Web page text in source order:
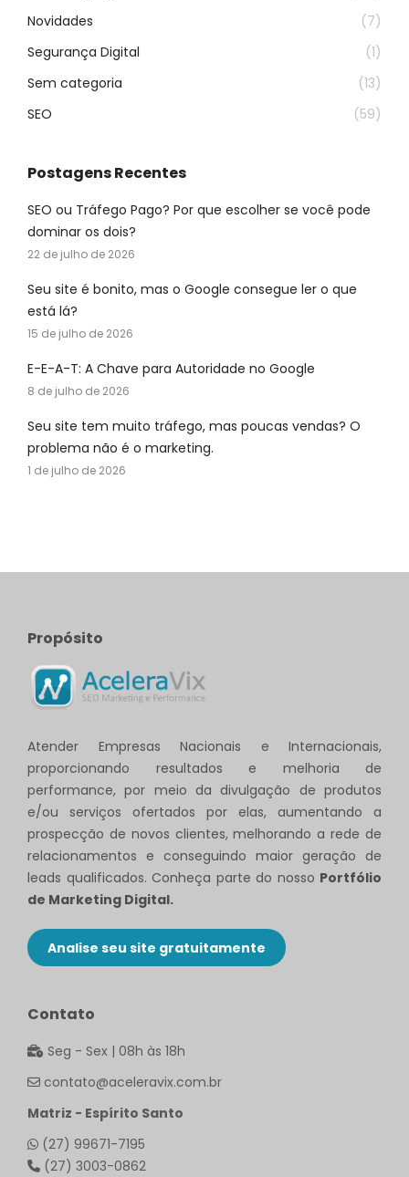
Novidades
(7)
Segurança Digital
(1)
Sem categoria
(13)
SEO
(59)
Postagens Recentes
SEO ou Tráfego Pago? Por que escolher se você pode
dominar os dois?
22 de julho de 2026
Seu site é bonito, mas o Google consegue ler o que
está lá?
15 de julho de 2026
E-E-A-T: A Chave para Autoridade no Google
8 de julho de 2026
Seu site tem muito tráfego, mas poucas vendas? O
problema não é o marketing.
1 de julho de 2026
Propósito
Atender Empresas Nacionais e Internacionais,
proporcionando resultados e melhoria de
performance, por meio da divulgação de produtos
e/ou serviços ofertados por elas, aumentando a
prospecção de novos clientes, melhorando a rede de
relacionamentos e conseguindo maior geração de
leads qualificados. Conheça parte do nosso Portfólio
de Marketing Digital.
Analise seu site gratuitamente
Contato
Seg - Sex | 08h às 18h
contato@aceleravix.com.br
Matriz - Espírito Santo
(27) 99671-7195
(27) 3003-0862